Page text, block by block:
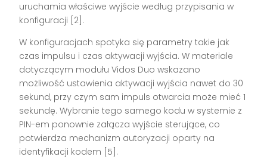
uruchamia właściwe wyjście według przypisania w
konfiguracji [2].
W konfiguracjach spotyka się parametry takie jak
czas impulsu i czas aktywacji wyjścia. W materiale
dotyczącym modułu Vidos Duo wskazano
możliwość ustawienia aktywacji wyjścia nawet do 30
sekund, przy czym sam impuls otwarcia może mieć 1
sekundę. Wybranie tego samego kodu w systemie z
PIN-em ponownie załącza wyjście sterujące, co
potwierdza mechanizm autoryzacji oparty na
identyfikacji kodem [5].